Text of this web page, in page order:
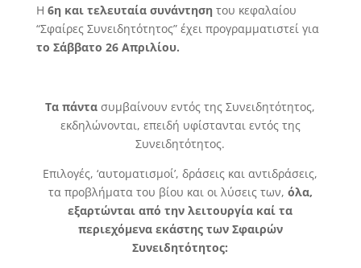
Η 6η και τελευταία συνάντησητου κεφαλαίου
“Σφαίρες Συνειδητότητος” έχει προγραμματιστεί για
το Σάββατο 26 Απριλίου.
Τα πάντα συμβαίνουν εντός της Συνειδητότητος,
εκδηλώνονται, επειδή υφίστανται εντός της
Συνειδητότητος.
Επιλογές, ‘αυτοματισμοί’, δράσεις και αντιδράσεις,
τα προβλήματα του βίου και οι λύσεις των, όλα,
εξαρτώνται από την λειτουργία καί τα
περιεχόμενα εκάστης των Σφαιρών
Συνειδητότητος: